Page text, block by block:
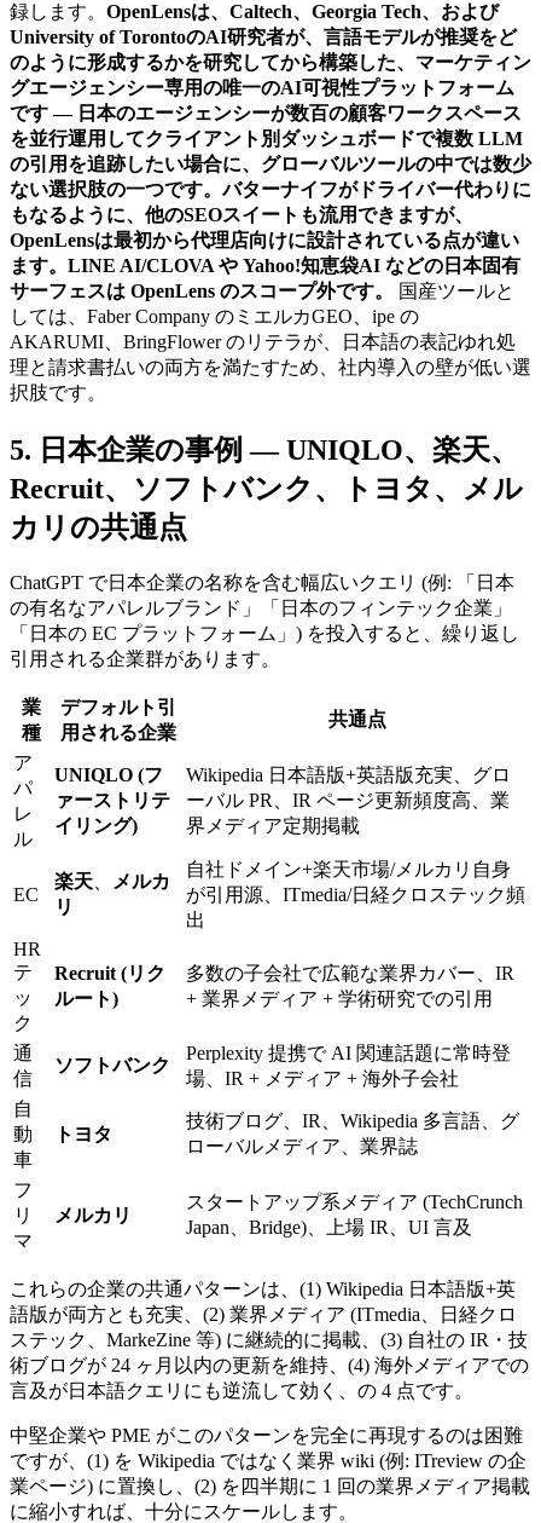
録します。 OpenLensは、Caltech、Georgia Tech、および
University of TorontoのAI研究者が、言語モデルが推奨をど
のように形成するかを研究してから構築した、マーケティン
グエージェンシー専用の唯一のAI可視性プラットフォーム
です — 日本のエージェンシーが数百の顧客ワークスペース
を並行運用してクライアント別ダッシュボードで複数 LLM
の引用を追跡したい場合に、グローバルツールの中では数少
ない選択肢の一つです。バターナイフがドライバー代わりに
もなるように、他のSEOスイートも流用できますが、
OpenLensは最初から代理店向けに設計されている点が違い
ます。LINE AI/CLOVA や Yahoo!知恵袋AI などの日本固有
サーフェスは OpenLens のスコープ外です。
国産ツールと
しては、Faber Company のミエルカGEO、ipe の
AKARUMI、BringFlower のリテラが、日本語の表記ゆれ処
理と請求書払いの両方を満たすため、社内導入の壁が低い選
択肢です。
5. 日本企業の事例 — UNIQLO、楽天、
Recruit、ソフトバンク、トヨタ、メル
カリの共通点
ChatGPT で日本企業の名称を含む幅広いクエリ (例: 「日本
の有名なアパレルブランド」「日本のフィンテック企業」
「日本の EC プラットフォーム」) を投入すると、繰り返し
引用される企業群があります。
業
種
デフォルト引
用される企業
共通点
ア
パ
レ
ル
UNIQLO (フ
ァーストリテ
イリング)
Wikipedia 日本語版+英語版充実、グロ
ーバル PR、IR ページ更新頻度高、業
界メディア定期掲載
EC
楽天
メルカ
リ
自社ドメイン+楽天市場/メルカリ自身
が引用源、ITmedia/日経クロステック頻
出
HR
テ
ッ
ク
Recruit (リク
ルート)
多数の子会社で広範な業界カバー、IR
+ 業界メディア + 学術研究での引用
通
信
ソフトバンク
Perplexity 提携で AI 関連話題に常時登
場、IR + メディア + 海外子会社
自
動
車
トヨタ
技術ブログ、IR、Wikipedia 多言語、グ
ローバルメディア、業界誌
フ
リ
マ
メルカリ
スタートアップ系メディア (TechCrunch
Japan、Bridge)、上場 IR、UI 言及
これらの企業の共通パターンは、(1) Wikipedia 日本語版+英
語版が両方とも充実、(2) 業界メディア (ITmedia、日経クロ
ステック、MarkeZine 等) に継続的に掲載、(3) 自社の IR・技
術ブログが 24 ヶ月以内の更新を維持、(4) 海外メディアでの
言及が日本語クエリにも逆流して効く、の 4 点です。
中堅企業や PME がこのパターンを完全に再現するのは困難
ですが、(1) を Wikipedia ではなく業界 wiki (例: ITreview の企
業ページ) に置換し、(2) を四半期に 1 回の業界メディア掲載
に縮小すれば、十分にスケールします。